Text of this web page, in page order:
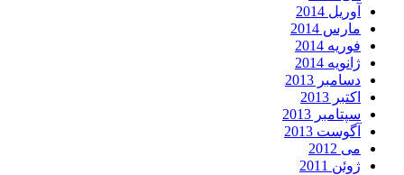
آوریل 2014
مارس 2014
فوریه 2014
ژانویه 2014
دسامبر 2013
اکتبر 2013
سپتامبر 2013
آگوست 2013
می 2012
ژوئن 2011